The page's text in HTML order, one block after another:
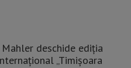
deschide ediția
„Timișoara